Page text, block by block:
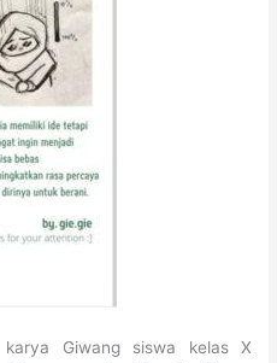
karya Giwang siswa kelas X